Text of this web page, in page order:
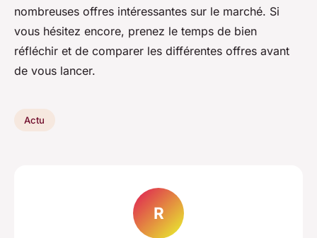
nombreuses offres intéressantes sur le marché. Si
vous hésitez encore, prenez le temps de bien
réfléchir et de comparer les différentes offres avant
de vous lancer.
Actu
R